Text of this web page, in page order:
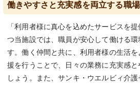
働きやすさと充実感を両立する職
「利用者様に真心を込めたサービスを
つ当施設では、職員が安心して働ける
す。働く仲間と共に、利用者様の生活
援を行うことで、日々の業務に充実感
しょう。また、サンキ・ウエルビィ介